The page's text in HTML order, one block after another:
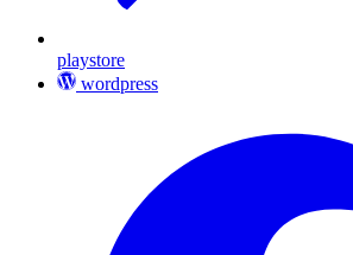
playstore
wordpress